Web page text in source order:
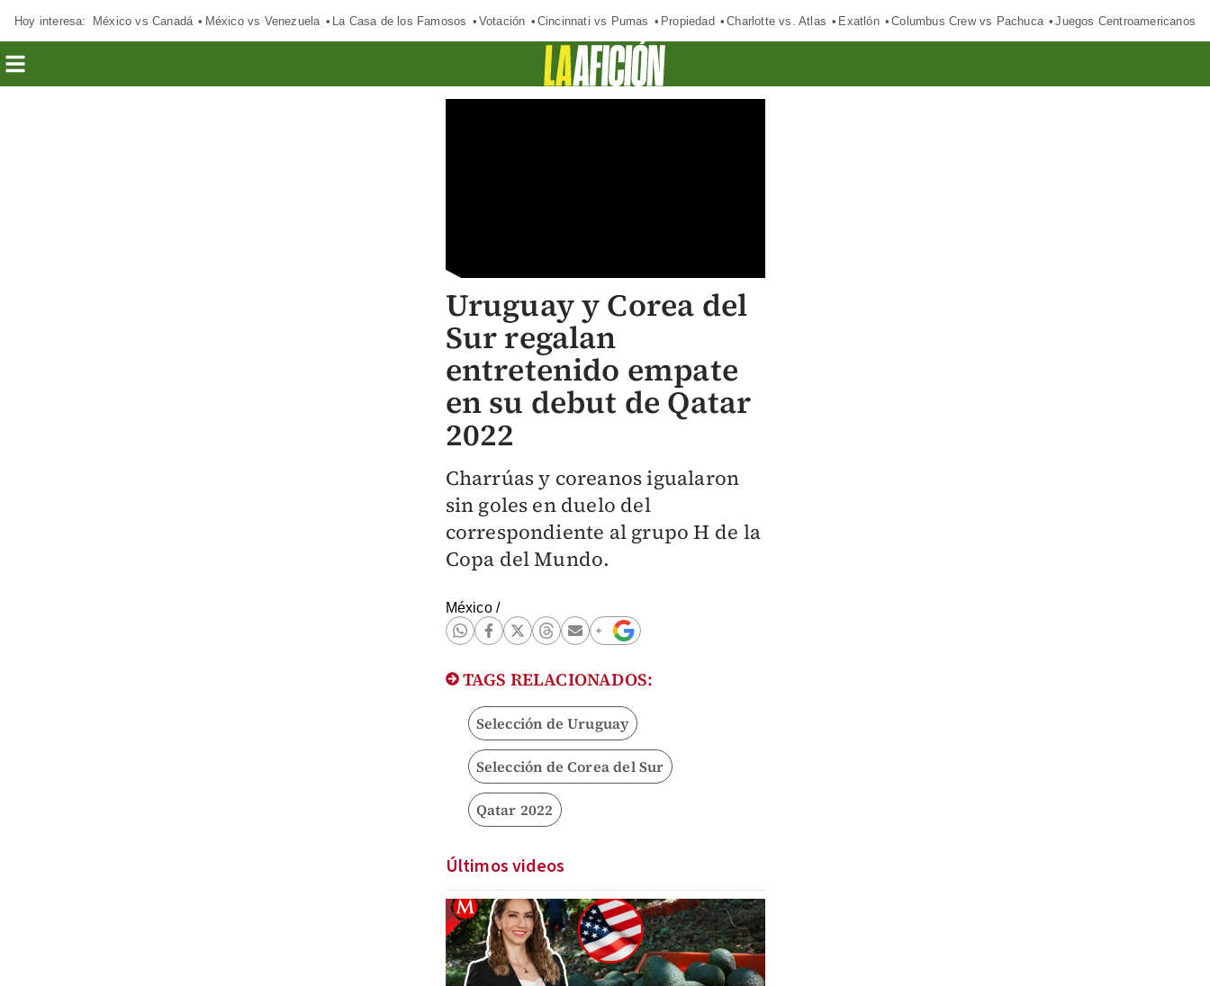
Hoy interesa: México vs Canadá México vs Venezuela La Casa de los Famosos Votación Cincinnati vs Pumas Propiedad Charlotte vs. Atlas Exatlón Columbus Crew vs Pachuca Juegos Centroamericanos
Uruguay y Corea del
Sur regalan
entretenido empate
en su debut de Qatar
2022
Charrúas y coreanos igualaron
sin goles en duelo del
correspondiente al grupo H de la
Copa del Mundo.
México/
TAGS RELACIONADOS:
Selección de Uruguay
Selección de Corea del Sur
Qatar 2022
Últimos videos